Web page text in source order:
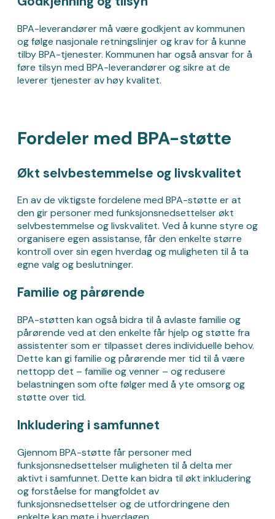
BPA-leverandører må være godkjent av kommunen
og følge nasjonale retningslinjer og krav for å kunne
tilby BPA-tjenester. Kommunen har også ansvar for å
føre tilsyn med BPA-leverandører og sikre at de
leverer tjenester av høy kvalitet.
Fordeler med BPA-støtte
Økt selvbestemmelse og livskvalitet
En av de viktigste fordelene med BPA-støtte er at
den gir personer med funksjonsnedsettelser økt
selvbestemmelse og livskvalitet. Ved å kunne styre og
organisere egen assistanse, får den enkelte større
kontroll over sin egen hverdag og muligheten til å ta
egne valg og beslutninger.
Familie og pårørende
BPA-støtten kan også bidra til å avlaste familie og
pårørende ved at den enkelte får hjelp og støtte fra
assistenter som er tilpasset deres individuelle behov.
Dette kan gi familie og pårørende mer tid til å være
nettopp det – familie og venner – og redusere
belastningen som ofte følger med å yte omsorg og
støtte over tid.
Inkludering i samfunnet
Gjennom BPA-støtte får personer med
funksjonsnedsettelser muligheten til å delta mer
aktivt i samfunnet. Dette kan bidra til økt inkludering
og forståelse for mangfoldet av
funksjonsnedsettelser og de utfordringene den